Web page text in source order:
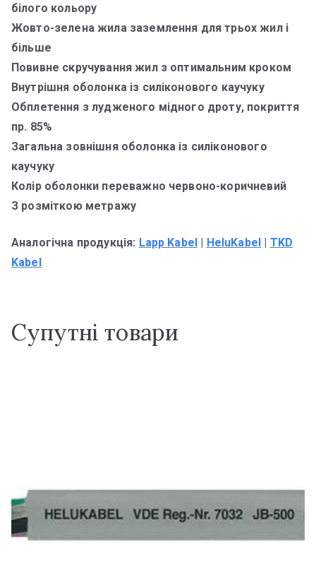
білого кольору
Жовто-зелена жила заземлення для трьох жил і
більше
Повивне скручування жил з оптимальним кроком
Внутрішня оболонка із силіконового каучуку
Обплетення з лудженого мідного дроту, покриття
пр. 85%
Загальна зовнішня оболонка із силіконового
каучуку
Колір оболонки переважно червоно-коричневий
З розміткою метражу
Аналогічна продукція: Lapp Kabel | HeluKabel | TKD
Kabel
Супутні товари